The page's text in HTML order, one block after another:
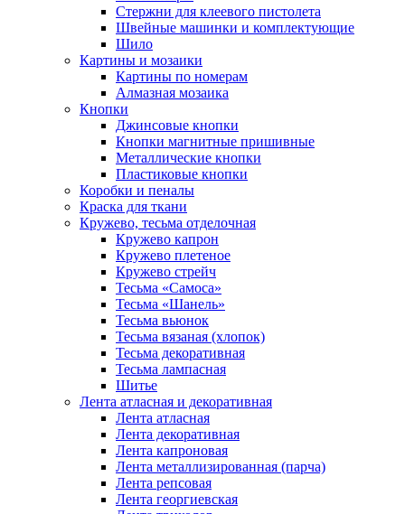
Стержни для клеевого пистолета
Швейные машинки и комплектующие
Шило
Картины и мозаики
Картины по номерам
Алмазная мозаика
Кнопки
Джинсовые кнопки
Кнопки магнитные пришивные
Металлические кнопки
Пластиковые кнопки
Коробки и пеналы
Краска для ткани
Кружево, тесьма отделочная
Кружево капрон
Кружево плетеное
Кружево стрейч
Тесьма «Самоса»
Тесьма «Шанель»
Тесьма вьюнок
Тесьма вязаная (хлопок)
Тесьма декоративная
Тесьма лампасная
Шитье
Лента атласная и декоративная
Лента атласная
Лента декоративная
Лента капроновая
Лента металлизированная (парча)
Лента репсовая
Лента георгиевская